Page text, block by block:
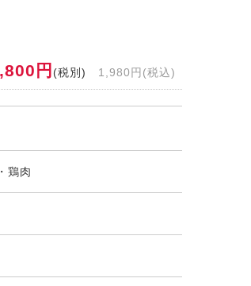
円 (税別) 1,980円(税込)
鶏肉